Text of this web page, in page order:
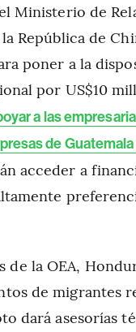
Ministerio de
República de
poner a la
por US$10
a las
de
acceder a
de la OEA,
de migrantes
dará asesorías